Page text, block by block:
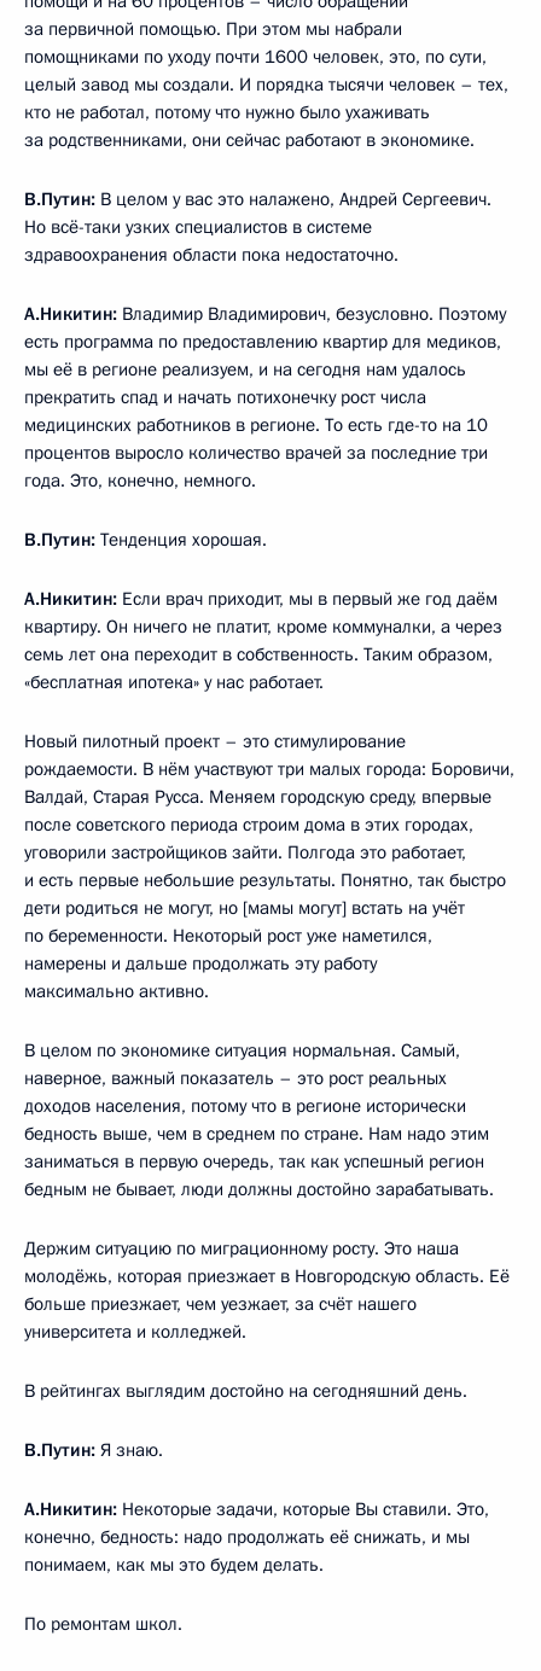
за первичной помощью. При этом мы набрали
помощниками по уходу почти 1600 человек, это, по сути,
целый завод мы создали. И порядка тысячи человек – тех,
кто не работал, потому что нужно было ухаживать
за родственниками, они сейчас работают в экономике.
В.Путин: В целом у вас это налажено, Андрей Сергеевич.
Но всё-таки узких специалистов в системе
здравоохранения области пока недостаточно.
А.Никитин: Владимир Владимирович, безусловно. Поэтому
есть программа по предоставлению квартир для медиков,
мы её в регионе реализуем, и на сегодня нам удалось
прекратить спад и начать потихонечку рост числа
медицинских работников в регионе. То есть где-то на 10
процентов выросло количество врачей за последние три
года. Это, конечно, немного.
В.Путин: Тенденция хорошая.
А.Никитин: Если врач приходит, мы в первый же год даём
квартиру. Он ничего не платит, кроме коммуналки, а через
семь лет она переходит в собственность. Таким образом,
«бесплатная ипотека» у нас работает.
Новый пилотный проект – это стимулирование
рождаемости. В нём участвуют три малых города: Боровичи,
Валдай, Старая Русса. Меняем городскую среду, впервые
после советского периода строим дома в этих городах,
уговорили застройщиков зайти. Полгода это работает,
и есть первые небольшие результаты. Понятно, так быстро
дети родиться не могут, но [мамы могут] встать на учёт
по беременности. Некоторый рост уже наметился,
намерены и дальше продолжать эту работу
максимально активно.
В целом по экономике ситуация нормальная. Самый,
наверное, важный показатель – это рост реальных
доходов населения, потому что в регионе исторически
бедность выше, чем в среднем по стране. Нам надо этим
заниматься в первую очередь, так как успешный регион
бедным не бывает, люди должны достойно зарабатывать.
Держим ситуацию по миграционному росту. Это наша
молодёжь, которая приезжает в Новгородскую область. Её
больше приезжает, чем уезжает, за счёт нашего
университета и колледжей.
В рейтингах выглядим достойно на сегодняшний день.
В.Путин: Я знаю.
А.Никитин: Некоторые задачи, которые Вы ставили. Это,
конечно, бедность: надо продолжать её снижать, и мы
понимаем, как мы это будем делать.
По ремонтам школ.